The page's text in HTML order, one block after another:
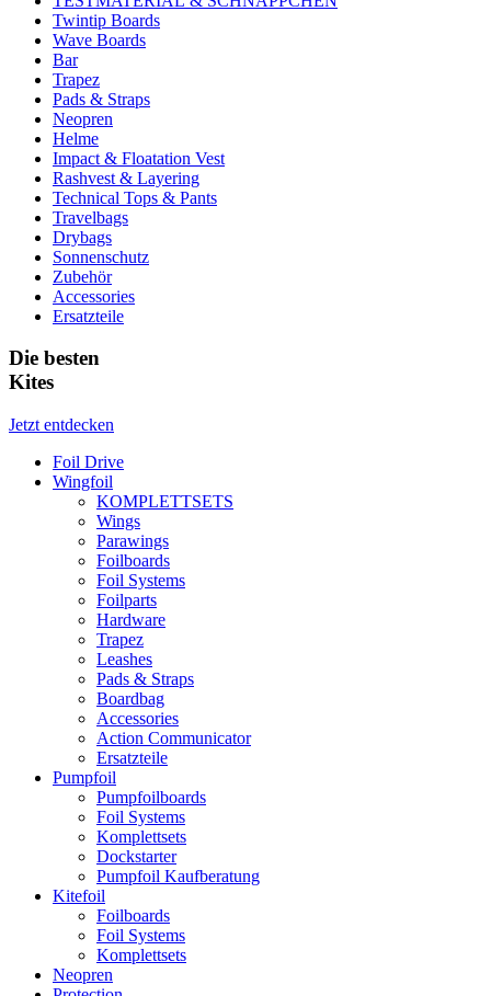
Twintip Boards
Wave Boards
Bar
Trapez
Pads & Straps
Neopren
Helme
Impact & Floatation Vest
Rashvest & Layering
Technical Tops & Pants
Travelbags
Drybags
Sonnenschutz
Zubehör
Accessories
Ersatzteile
Die besten
Kites
Jetzt entdecken
Foil Drive
Wingfoil
KOMPLETTSETS
Wings
Parawings
Foilboards
Foil Systems
Foilparts
Hardware
Trapez
Leashes
Pads & Straps
Boardbag
Accessories
Action Communicator
Ersatzteile
Pumpfoil
Pumpfoilboards
Foil Systems
Komplettsets
Dockstarter
Pumpfoil Kaufberatung
Kitefoil
Foilboards
Foil Systems
Komplettsets
Neopren